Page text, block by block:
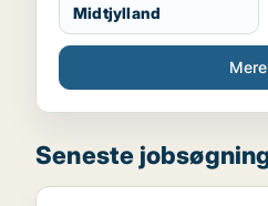
Midtjylland
Seneste